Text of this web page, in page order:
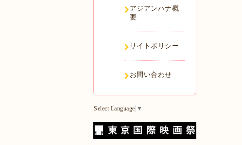
アジアンハナ概
要
サイトポリシー
お問い合わせ
Select Language ▼